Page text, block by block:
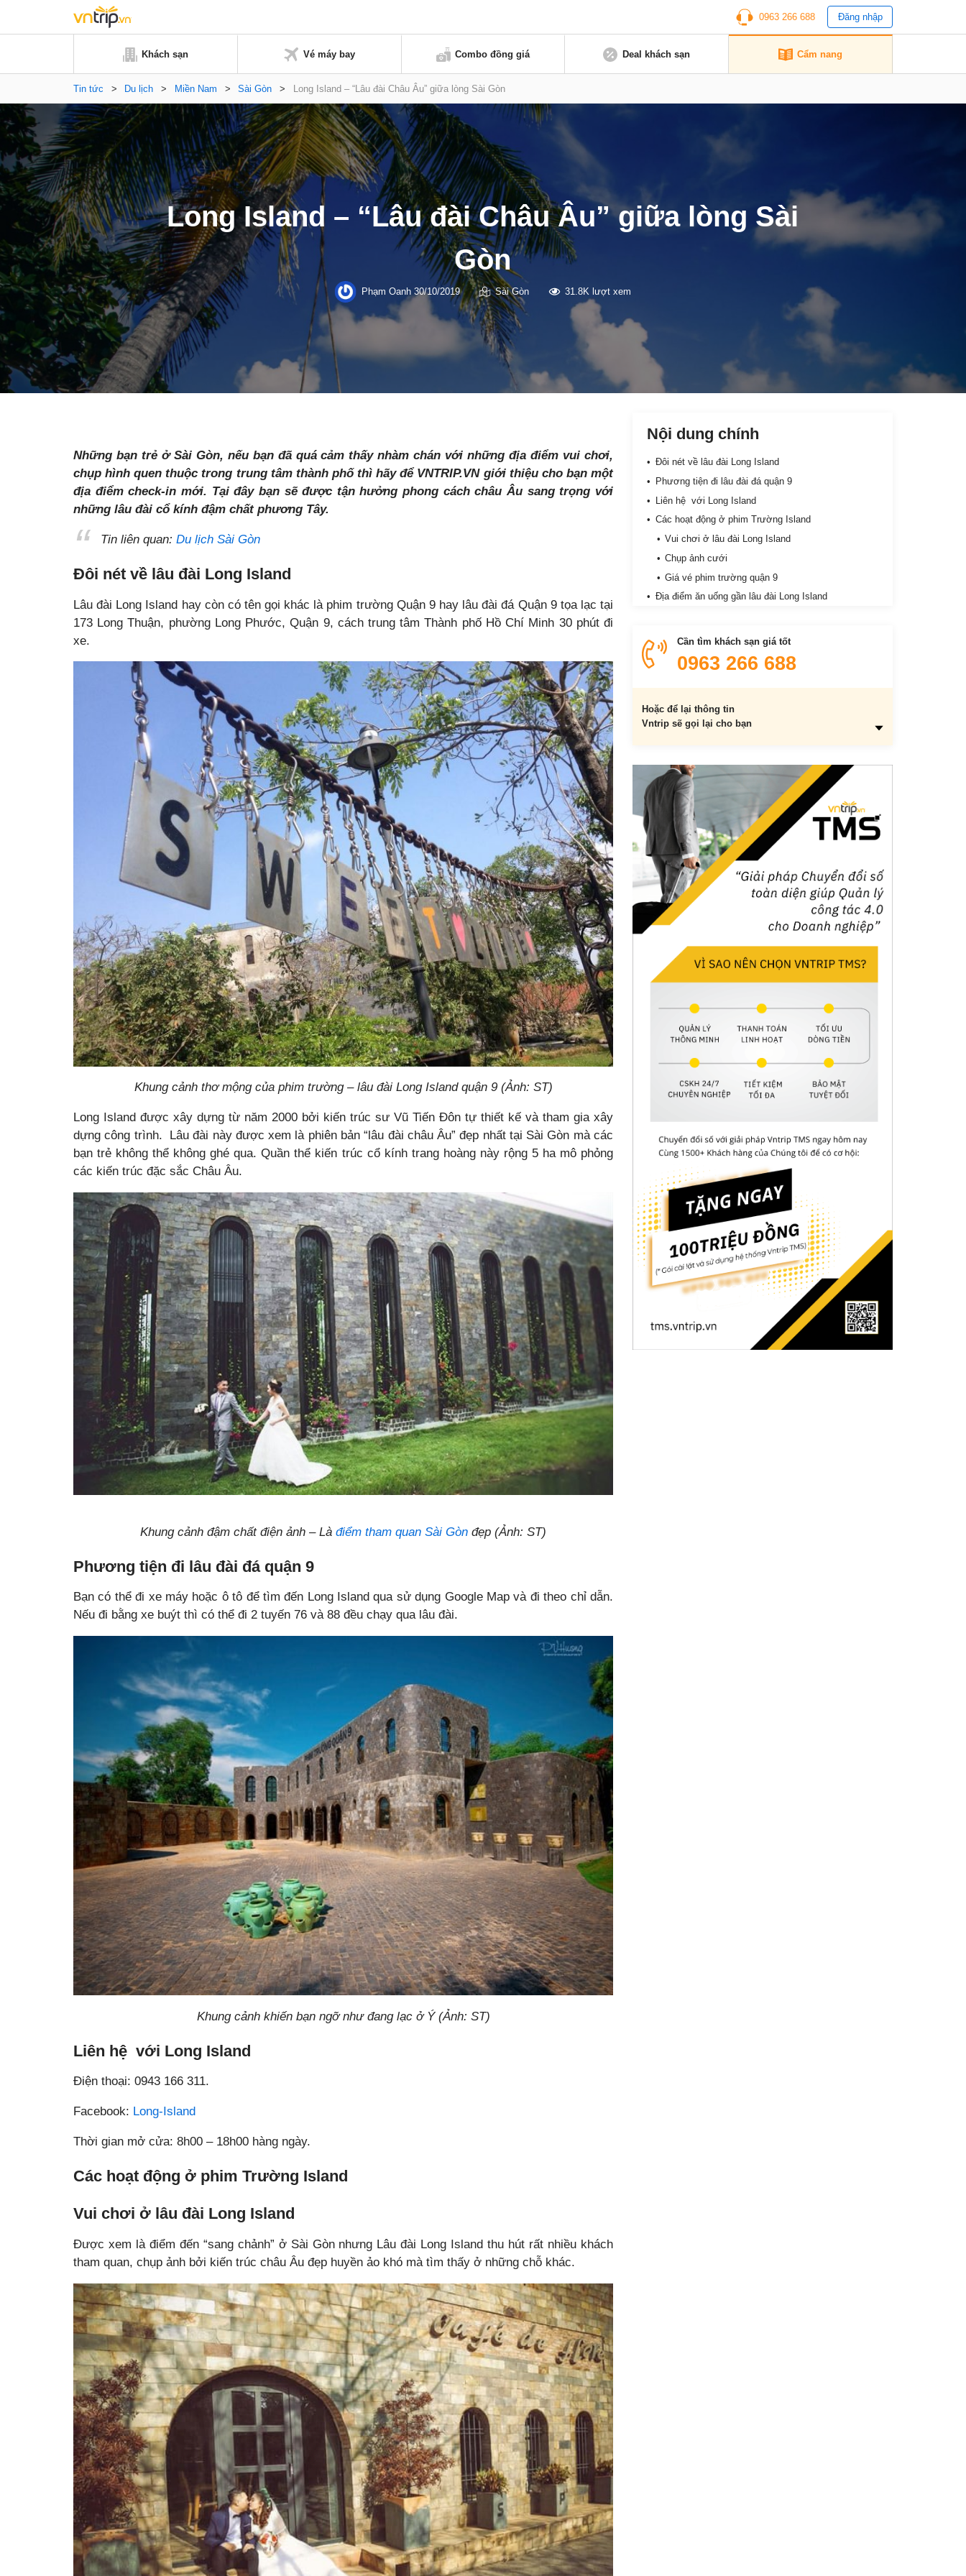
0963 266 688 Đăng nhập
Khách sạn Vé máy bay Combo đồng giá Deal khách sạn Cẩm nang
Tin tức > Du lịch > Miền Nam > Sài Gòn > Long Island – “Lâu đài Châu Âu” giữa lòng Sài Gòn
Long Island – “Lâu đài Châu Âu” giữa lòng Sài
Gòn
Phạm Oanh30/10/2019 Sài Gòn 31.8K lượt xem
Những bạn trẻ ở Sài Gòn, nếu bạn đã quá cảm thấy nhàm chán với những địa điểm vui chơi,
chụp hình quen thuộc trong trung tâm thành phố thì hãy để VNTRIP.VN giới thiệu cho bạn một
địa điểm check-in mới. Tại đây bạn sẽ được tận hưởng phong cách châu Âu sang trọng với
những lâu đài cổ kính đậm chất phương Tây.
Tin liên quan:Du lịch Sài Gòn
Đôi nét về lâu đài Long Island
Lâu đài Long Island hay còn có tên gọi khác là phim trường Quận 9 hay lâu đài đá Quận 9 tọa lạc tại
173 Long Thuận, phường Long Phước, Quận 9, cách trung tâm Thành phố Hồ Chí Minh 30 phút đi
xe.
Khung cảnh thơ mộng của phim trường – lâu đài Long Island quận 9 (Ảnh: ST)
Long Island được xây dựng từ năm 2000 bởi kiến trúc sư Vũ Tiến Đôn tự thiết kế và tham gia xây
dựng công trình. Lâu đài này được xem là phiên bản “lâu đài châu Âu” đẹp nhất tại Sài Gòn mà các
bạn trẻ không thể không ghé qua. Quần thể kiến trúc cổ kính trang hoàng này rộng 5 ha mô phỏng
các kiến trúc đặc sắc Châu Âu.
Khung cảnh đậm chất điện ảnh – Làđiểm tham quan Sài Gòn đẹp (Ảnh: ST)
Phương tiện đi lâu đài đá quận 9
Bạn có thể đi xe máy hoặc ô tô để tìm đến Long Island qua sử dụng Google Map và đi theo chỉ dẫn.
Nếu đi bằng xe buýt thì có thể đi 2 tuyến 76 và 88 đều chạy qua lâu đài.
Khung cảnh khiến bạn ngỡ như đang lạc ở Ý (Ảnh: ST)
Liên hệ với Long Island
Điện thoại: 0943 166 311.
Facebook: Long-Island
Thời gian mở cửa: 8h00 – 18h00 hàng ngày.
Các hoạt động ở phim Trường Island
Vui chơi ở lâu đài Long Island
Được xem là điểm đến “sang chảnh” ở Sài Gòn nhưng Lâu đài Long Island thu hút rất nhiều khách
tham quan, chụp ảnh bởi kiến trúc châu Âu đẹp huyền ảo khó mà tìm thấy ở những chỗ khác.
Nội dung chính
Đôi nét về lâu đài Long Island
Phương tiện đi lâu đài đá quận 9
Liên hệ với Long Island
Các hoạt động ở phim Trường Island
Vui chơi ở lâu đài Long Island
Chụp ảnh cưới
Giá vé phim trường quận 9
Địa điểm ăn uống gần lâu đài Long Island
Buffet Béo
Domino’s Pizza
Cần tìm khách sạn giá tốt
0963 266 688
Hoặc để lại thông tin
Vntrip sẽ gọi lại cho bạn